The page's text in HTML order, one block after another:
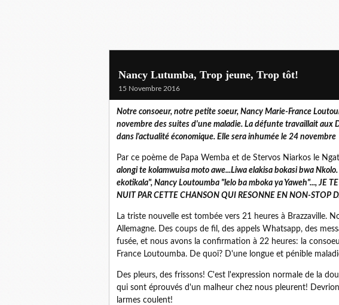
Nancy Lutumba, Trop jeune, Trop tôt!
15 Novembre 2016
Notre consoeur, notre petite soeur, Nancy Marie-France
novembre des suites d'une maladie. La défunte travaillait aux
dans l'actualité économique. Elle sera inhumée le 24 novembre
Par ce poème de Papa Wemba et de Stervos Niarkos le
alongi te kolamwuisa moto awe...Liwa elakisa bokasi bwa
ekotikala", Nancy Loutoumba "lelo ba mboka ya Yaweh"..., JE
NUIT PAR CETTE CHANSON QUI RESONNE EN NON-STOP
La triste nouvelle est tombée vers 21 heures à Brazzaville.
Allemagne. Des coups de fil, des appels Whatsapp, des
fusée, et nous avons la confirmation à 22 heures: la
France Loutoumba. De quoi? D'une longue et pénible
Des pleurs, des frissons! C'est l'expression normale de la
qui sont éprouvés d'un malheur chez nous pleurent!
larmes coulent!